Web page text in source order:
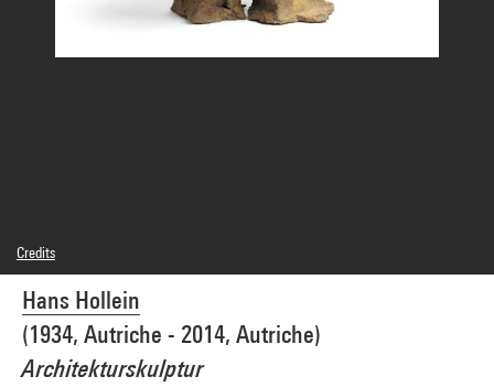
Hans Hollein
(1934, Autriche - 2014, Autriche)
Architekturskulptur
Credits
© Private Archive Hollein
Photo credits : Centre Pompidou, MNAM-CCI/Georges Meguerditchian/Dist.
GrandPalaisRmn
Image reference : 4N28175
Image presentation :GrandPalaisRmnPhoto